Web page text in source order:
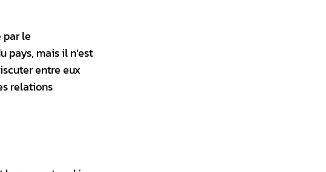
le
pays, mais il n’est
entre eux
relations